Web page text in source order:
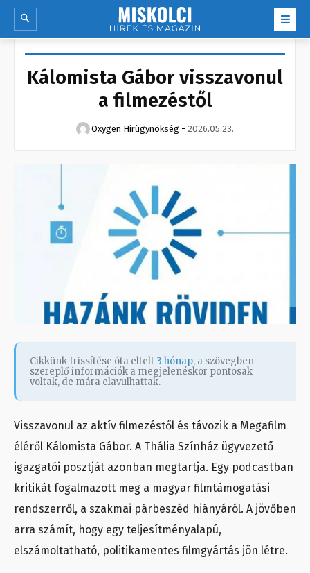
Kálomista Gábor visszavonul
a filmezéstől
Oxygen Hirügynökség - 2026.05.23.
Cikkünk frissítése óta eltelt 3 hónap, a szövegben
szereplő információk a megjelenéskor pontosak
voltak, de mára elavulhattak.
Visszavonul az aktív filmezéstől és távozik a Megafilm
éléről Kálomista Gábor. A Thália Színház ügyvezető
igazgatói posztját azonban megtartja. Egy podcastban
kritikát fogalmazott meg a magyar filmtámogatási
rendszerről, a szakmai párbeszéd hiányáról. A jövőben
arra számít, hogy egy teljesítményalapú,
elszámoltatható, politikamentes filmgyártás jön létre.